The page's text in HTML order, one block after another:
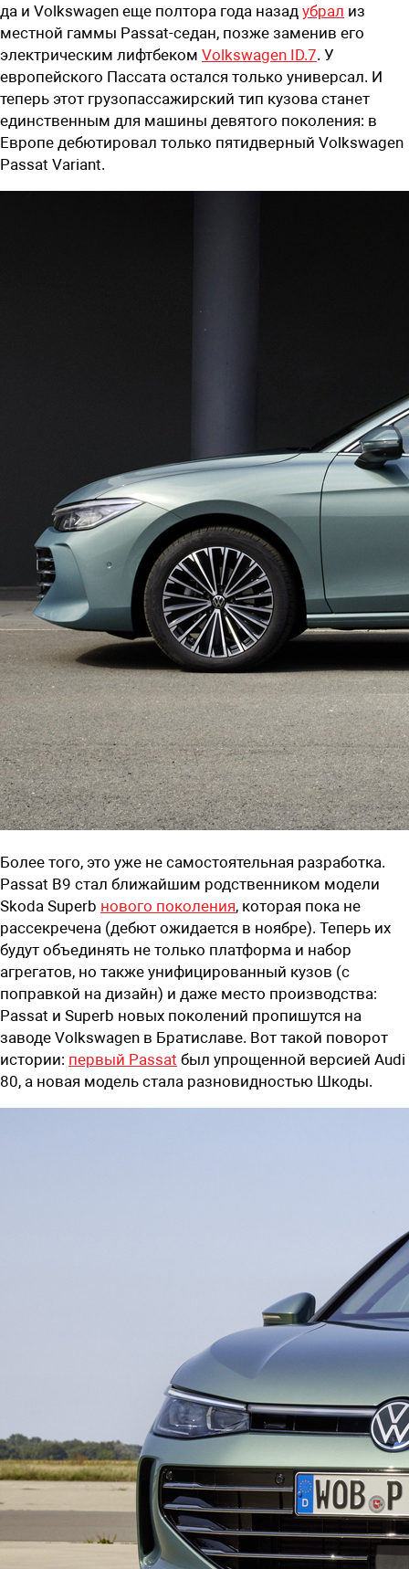
да и Volkswagen еще полтора года назад убрал из
местной гаммы Passat-седан, позже заменив его
электрическим лифтбеком Volkswagen ID.7. У
европейского Пассата остался только универсал. И
теперь этот грузопассажирский тип кузова станет
единственным для машины девятого поколения: в
Европе дебютировал только пятидверный Volkswagen
Passat Variant.
Более того, это уже не самостоятельная разработка.
Passat B9 стал ближайшим родственником модели
Skoda Superb нового поколения, которая пока не
рассекречена (дебют ожидается в ноябре). Теперь их
будут объединять не только платформа и набор
агрегатов, но также унифицированный кузов (с
поправкой на дизайн) и даже место производства:
Passat и Superb новых поколений пропишутся на
заводе Volkswagen в Братиславе. Вот такой поворот
истории: первый Passat был упрощенной версией Audi
80, а новая модель стала разновидностью Шкоды.